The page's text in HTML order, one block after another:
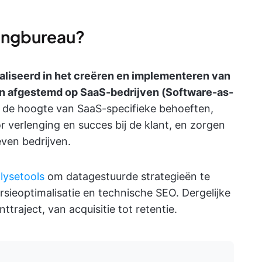
in het creëren en implementeren van
op SaaS-bedrijven (Software-as-
hoogte van SaaS-specifieke behoeften,
en succes bij de klant, en zorgen
bedrijven.
om datagestuurde strategieën te
en technische SEO. Dergelijke
van acquisitie tot retentie.